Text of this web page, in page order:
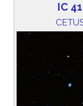
IC 41